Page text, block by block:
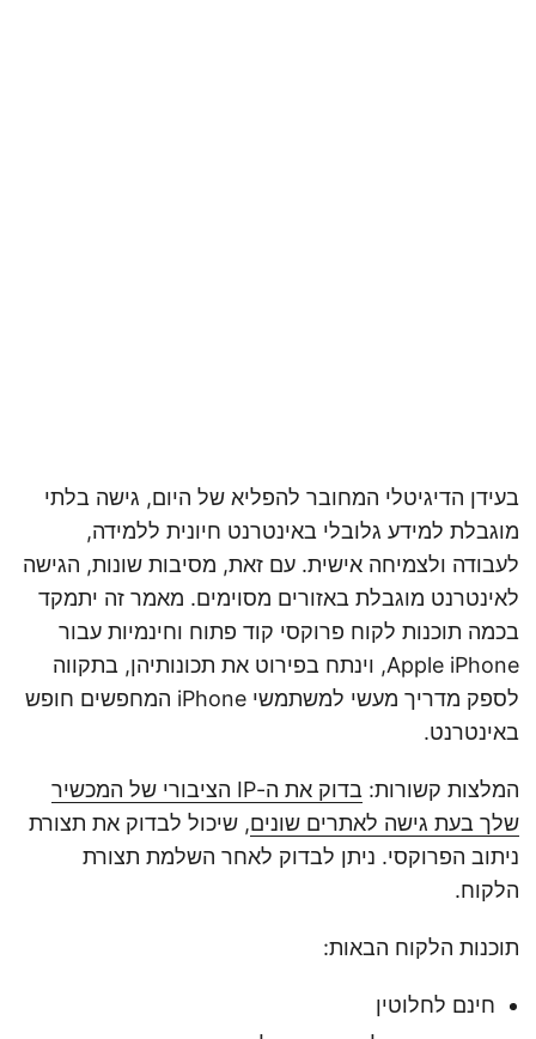
בעידן הדיגיטלי המחובר להפליא של היום, גישה בלתי
מוגבלת למידע גלובלי באינטרנט חיונית ללמידה,
לעבודה ולצמיחה אישית. עם זאת, מסיבות שונות, הגישה
לאינטרנט מוגבלת באזורים מסוימים. מאמר זה יתמקד
בכמה תוכנות לקוח פרוקסי קוד פתוח וחינמיות עבור
Apple iPhone, וינתח בפירוט את תכונותיהן, בתקווה
לספק מדריך מעשי למשתמשי iPhone המחפשים חופש
באינטרנט.
המלצות קשורות:
בדוק את ה-IP הציבורי של המכשיר
שלך בעת גישה לאתרים שונים, שיכול לבדוק את תצורת
ניתוב הפרוקסי. ניתן לבדוק לאחר השלמת תצורת
הלקוח.
תוכנות הלקוח הבאות:
חינם לחלוטין